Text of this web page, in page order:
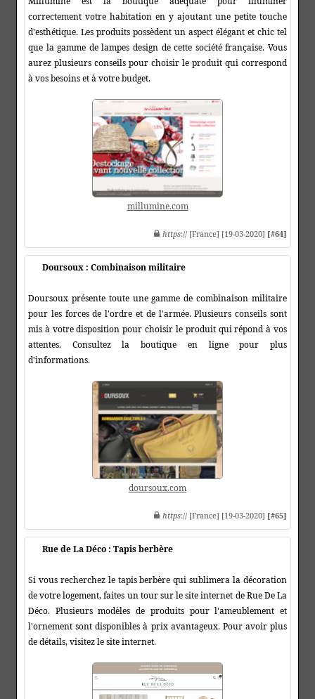
correctement votre habitation en y ajoutant une petite touche
d'esthétique. Les produits possèdent un aspect élégant et chic tel
que la gamme de lampes design de cette société française. Vous
aurez plusieurs conseils pour choisir le produit qui correspond
à vos besoins et à votre budget.
millumine.com
https:// [France] [19-03-2020] [#64]
Doursoux : Combinaison militaire
Doursoux présente toute une gamme de combinaison militaire
pour les forces de l'ordre et de l'armée. Plusieurs conseils sont
mis à votre disposition pour choisir le produit qui répond à vos
attentes. Consultez la boutique en ligne pour plus
d'informations.
doursoux.com
https:// [France] [19-03-2020] [#65]
Rue de La Déco : Tapis berbère
Si vous recherchez le tapis berbère qui sublimera la décoration
de votre logement, faites un tour sur le site internet de Rue De La
Déco. Plusieurs modèles de produits pour l'ameublement et
l'ornement sont disponibles à prix avantageux. Pour avoir plus
de détails, visitez le site internet.